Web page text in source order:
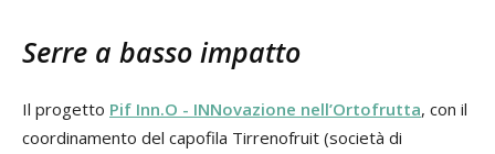
Serre a basso impatto
Il progetto Pif Inn.O - INNovazione nell’Ortofrutta, con il
coordinamento del capofila Tirrenofruit (società di